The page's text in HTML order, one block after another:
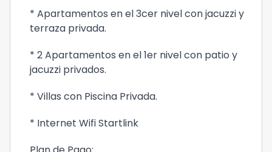
* Apartamentos en el 3cer nivel con jacuzzi y
terraza privada.
* 2 Apartamentos en el 1er nivel con patio y
jacuzzi privados.
* Villas con Piscina Privada.
* Internet Wifi Startlink